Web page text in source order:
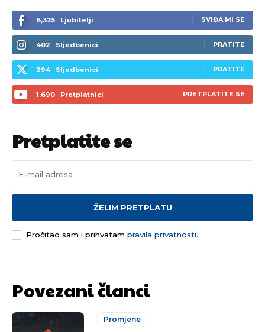
[wpuf_form id=”7463”]
[wpuf_form id=”7463”]
6,325 Ljubitelji SVIĐA MI SE
402 Sljedbenici PRATITE
294 Sljedbenici PRATITE
1,690 Pretplatnici PRETPLATITE SE
Pretplatite se
ŽELIM PRETPLATU
Pročitao sam i prihvatam pravila privatnosti.
Povezani članci
Promjene